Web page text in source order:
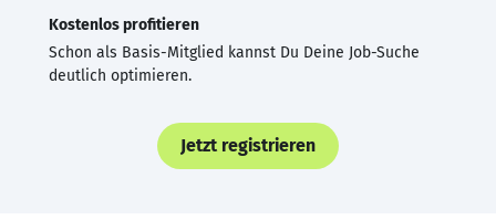
Kostenlos profitieren
Schon als Basis-Mitglied kannst Du Deine Job-Suche
deutlich optimieren.
Jetzt registrieren